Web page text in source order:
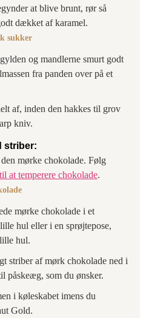
at blive brunt, rør så
dækket af karamel.
sukker
og mandlerne smurt godt
fra panden over på et
af, inden den hakkes til grov
kniv.
striber:
mørke chokolade. Følg
at temperere chokolade.
mørke chokolade i et
hul eller i en sprøjtepose,
hul.
striber af mørk chokolade ned i
påskeæg, som du ønsker.
i køleskabet imens du
Gold.